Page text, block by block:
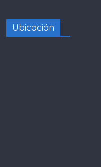
Ubicación